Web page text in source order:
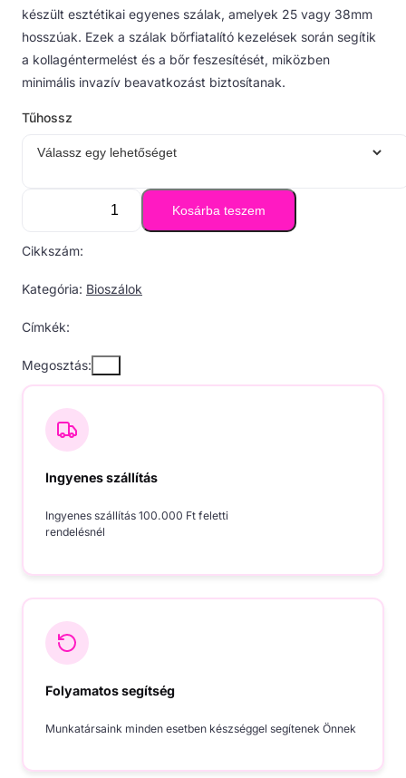
készült esztétikai egyenes szálak, amelyek 25 vagy 38mm
hosszúak. Ezek a szálak bőrfiatalító kezelések során segítik
a kollagéntermelést és a bőr feszesítését, miközben
minimális invazív beavatkozást biztosítanak.
Tűhossz
Lift
mennyiség
Kosárba teszem
Cikkszám:
Kategória: Bioszálok
Címkék:
Megosztás:
Ingyenes szállítás
Ingyenes szállítás 100.000 Ft feletti
rendelésnél
Folyamatos segítség
Munkatársaink minden esetben készséggel segítenek Önnek